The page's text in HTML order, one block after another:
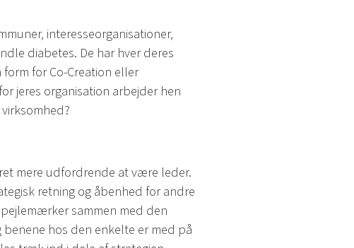
interesseorganisationer,
diabetes. De har hver deres
for Co-Creation eller
jeres organisation arbejder hen
mere udfordrende at være leder.
retning og åbenhed for andre
sammen med den
hos den enkelte er med på